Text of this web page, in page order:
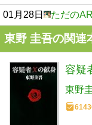
01月28日 ただの
東野 圭吾の関連
容疑
東野